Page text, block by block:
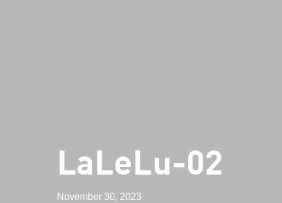
LaLeLu-02
November 30, 2023